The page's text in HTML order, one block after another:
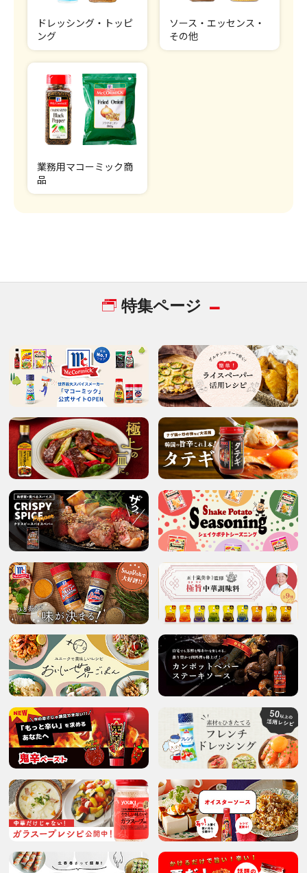
ドレッシング・トッピ
ング
ソース・エッセンス・
その他
業務用マコーミック商
品
特集ページ